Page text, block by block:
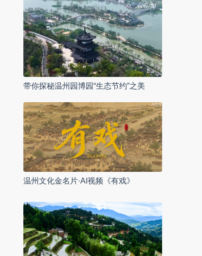
带你探秘温州园博园“生态节约”之美
温州文化金名片·AI视频《有戏》